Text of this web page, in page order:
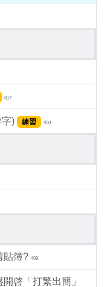
617
字) 練習 950
貼簿? 409
啓「打繁出簡」